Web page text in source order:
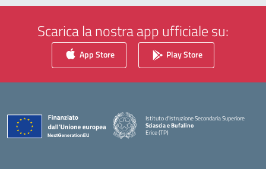
Scarica la nostra app ufficiale su:
App Store Play Store
Istituto d'Istruzione Secondaria Superiore
Sciascia e Bufalino
Erice (TP)